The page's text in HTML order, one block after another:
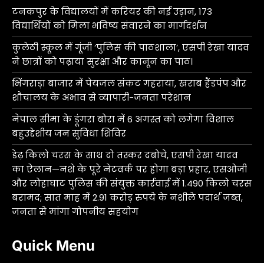
टनकपुर के विद्यालयों में करियर की नई उड़ान, 173
विद्यार्थियों को मिला भविष्य संवारने का मार्गदर्शन
कुलेठी स्कूल में गूंजी ‘पुलिस की पाठशाला’, एसपी रेखा यादव
ने छात्रों को पढ़ाया सुरक्षा और कानून का पाठ।
भिंगराड़ा बाजार में पेयजल संकट गहराया, खराब हैंडपंप और
शौचालय के अभाव से व्यापारी-जनता परेशान
नेपाल सीमा के डूंगरा बोरा में 6 अगस्त को लगेगा विशाल
बहुउद्देशीय जन सुविधा शिविर
डेढ़ किलो चरस के साथ दो तस्कर दबोचे, एसपी रेखा यादव
का ऐलान—नशे के पूरे नेटवर्क पर होगा बड़ा प्रहार, एसओजी
और लोहाघाट पुलिस की संयुक्त कार्रवाई में 1.490 किलो चरस
बरामद; सात माह में 2.91 करोड़ रुपये के नशीले पदार्थ जब्त,
जनता से मांगा गोपनीय सहयोग
Quick Menu